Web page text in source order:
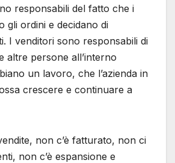
responsabili del fatto che i
gli ordini e decidano di
I venditori sono responsabili di
altre persone all’interno
un lavoro, che l’azienda in
crescere e continuare a
non c’è fatturato, non ci
non c’è espansione e